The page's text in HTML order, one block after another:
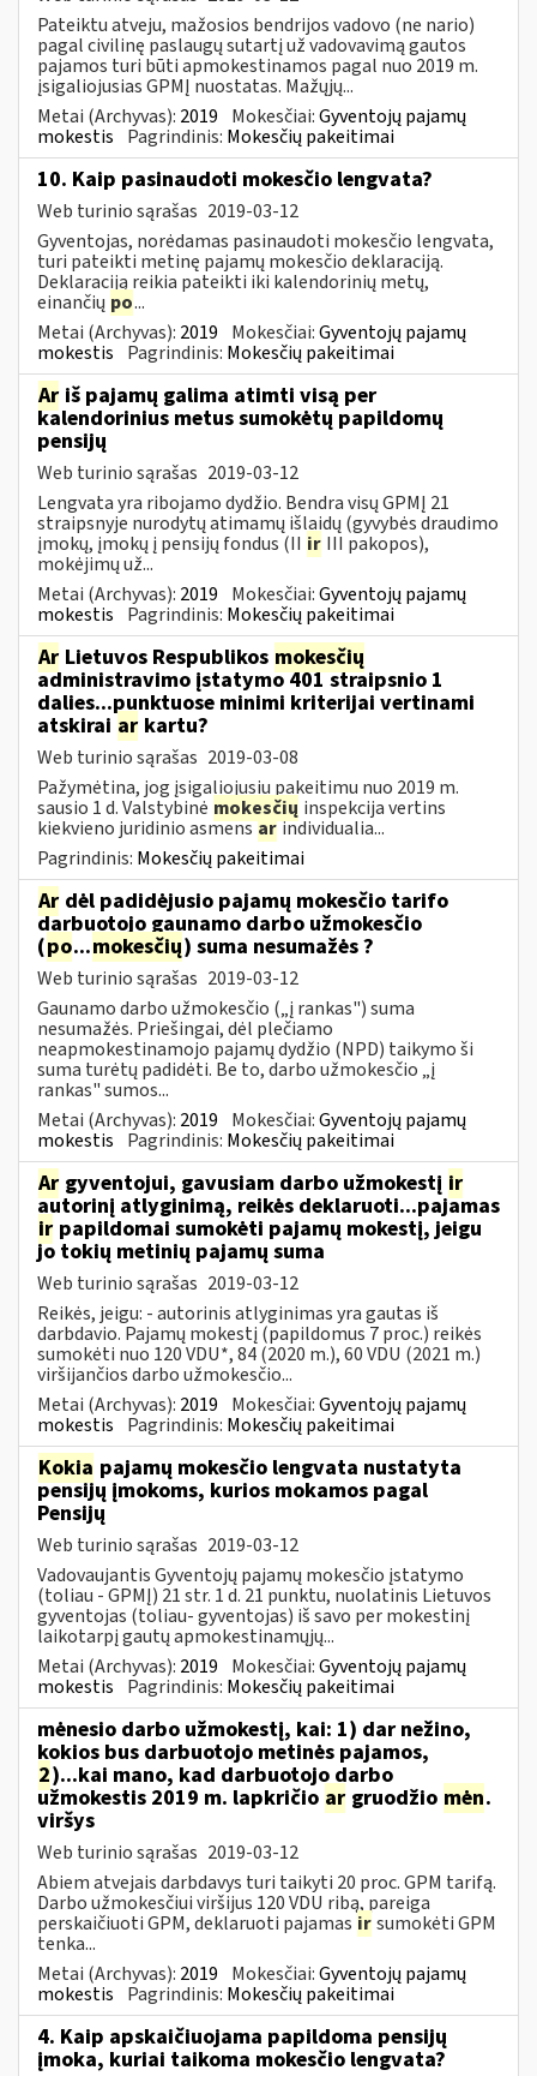
Pateiktu atveju, mažosios bendrijos vadovo (ne nario)
pagal civilinę paslaugų sutartį už vadovavimą gautos
pajamos turi būti apmokestinamos pagal nuo 2019 m.
įsigaliojusias GPMĮ nuostatas. Mažųjų...
Metai (Archyvas): 2019 Mokesčiai:Gyventojų pajamų
mokestis Pagrindinis: Mokesčių pakeitimai
10. Kaip pasinaudoti mokesčio lengvata?
Web turinio sąrašas 2019-03-12
Gyventojas, norėdamas pasinaudoti mokesčio lengvata,
turi pateikti metinę pajamų mokesčio deklaraciją.
Deklaraciją reikia pateikti iki kalendorinių metų,
einančių po...
Metai (Archyvas): 2019 Mokesčiai:Gyventojų pajamų
mokestis Pagrindinis: Mokesčių pakeitimai
Ar iš pajamų galima atimti visą per
kalendorinius metus sumokėtų papildomų
pensijų
Web turinio sąrašas 2019-03-12
Lengvata yra ribojamo dydžio. Bendra visų GPMĮ 21
straipsnyje nurodytų atimamų išlaidų (gyvybės draudimo
įmokų, įmokų į pensijų fondus (II ir III pakopos),
mokėjimų už...
Metai (Archyvas): 2019 Mokesčiai:Gyventojų pajamų
mokestis Pagrindinis: Mokesčių pakeitimai
Ar Lietuvos Respublikos mokesčių
administravimo įstatymo 401 straipsnio 1
dalies...punktuose minimi kriterijai vertinami
atskirai ar kartu?
Web turinio sąrašas 2019-03-08
Pažymėtina, jog įsigaliojusiu pakeitimu nuo 2019 m.
sausio 1 d. Valstybinė mokesčių inspekcija vertins
kiekvieno juridinio asmensarindividualia...
Pagrindinis: Mokesčių pakeitimai
Ar dėl padidėjusio pajamų mokesčio tarifo
darbuotojo gaunamo darbo užmokesčio
(po...mokesčių) suma nesumažės ?
Web turinio sąrašas 2019-03-12
Gaunamo darbo užmokesčio („į rankas") suma
nesumažės. Priešingai, dėl plečiamo
neapmokestinamojo pajamų dydžio (NPD) taikymo ši
suma turėtų padidėti. Be to, darbo užmokesčio „į
rankas" sumos...
Metai (Archyvas): 2019 Mokesčiai:Gyventojų pajamų
mokestis Pagrindinis: Mokesčių pakeitimai
Ar gyventojui, gavusiam darbo užmokestį ir
autorinį atlyginimą, reikės deklaruoti...pajamas
ir papildomai sumokėti pajamų mokestį, jeigu
jo tokių metinių pajamų suma
Web turinio sąrašas 2019-03-12
Reikės, jeigu: - autorinis atlyginimas yra gautas iš
darbdavio. Pajamų mokestį (papildomus 7 proc.) reikės
sumokėti nuo 120 VDU*, 84 (2020 m.), 60 VDU (2021 m.)
viršijančios darbo užmokesčio...
Metai (Archyvas): 2019 Mokesčiai:Gyventojų pajamų
mokestis Pagrindinis: Mokesčių pakeitimai
Kokia pajamų mokesčio lengvata nustatyta
pensijų įmokoms, kurios mokamos pagal
Pensijų
Web turinio sąrašas 2019-03-12
Vadovaujantis Gyventojų pajamų mokesčio įstatymo
(toliau - GPMĮ) 21 str. 1 d. 21 punktu, nuolatinis Lietuvos
gyventojas (toliau- gyventojas) iš savo per mokestinį
laikotarpį gautų apmokestinamųjų...
Metai (Archyvas): 2019 Mokesčiai:Gyventojų pajamų
mokestis Pagrindinis: Mokesčių pakeitimai
mėnesio darbo užmokestį, kai: 1) dar nežino,
kokios bus darbuotojo metinės pajamos,
2)...kai mano, kad darbuotojo darbo
užmokestis 2019 m. lapkričio ar gruodžio mėn.
viršys
Web turinio sąrašas 2019-03-12
Abiem atvejais darbdavys turi taikyti 20 proc. GPM tarifą.
Darbo užmokesčiui viršijus 120 VDU ribą, pareiga
perskaičiuoti GPM, deklaruoti pajamas irsumokėti GPM
tenka...
Metai (Archyvas): 2019 Mokesčiai:Gyventojų pajamų
mokestis Pagrindinis: Mokesčių pakeitimai
4. Kaip apskaičiuojama papildoma pensijų
įmoka, kuriai taikoma mokesčio lengvata?